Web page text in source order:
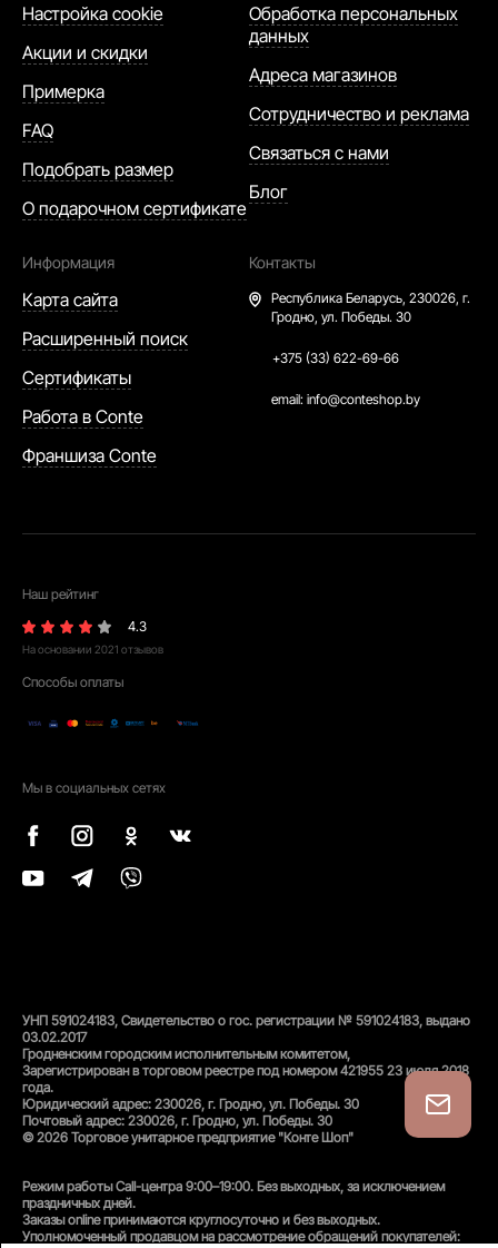
Настройка cookie
Акции и скидки
Примерка
FAQ
Подобрать размер
О подарочном сертификате
Обработка персональных
данных
Адреса магазинов
Сотрудничество и реклама
Связаться с нами
Блог
Информация
Карта сайта
Расширенный поиск
Сертификаты
Работа в Conte
Франшиза Conte
Контакты
Республика Беларусь, 230026, г.
Гродно, ул. Победы. 30
+375 (33) 622-69-66
email: info@conteshop.by
Наш рейтинг
4.3
На основании 2021 отзывов
Способы оплаты
Мы в социальных сетях
УНП 591024183, Свидетельство о гос. регистрации № 591024183, выдано
03.02.2017
Гродненским городским исполнительным комитетом,
Зарегистрирован в торговом реестре под номером 421955 23 июля 2018
года.
Юридический адрес: 230026, г. Гродно, ул. Победы. 30
Почтовый адрес: 230026, г. Гродно, ул. Победы. 30
© 2026 Торговое унитарное предприятие "Конте Шоп"
Режим работы Call-центра 9:00–19:00. Без выходных, за исключением
праздничных дней.
Заказы online принимаются круглосуточно и без выходных.
Уполномоченный продавцом на рассмотрение обращений покупателей: